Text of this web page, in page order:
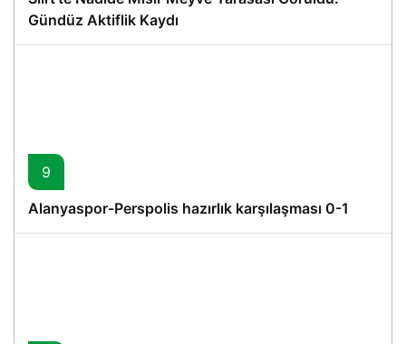
Gündüz Aktiflik Kaydı
9
Alanyaspor-Perspolis hazırlık karşılaşması 0-1